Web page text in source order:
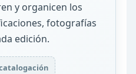
y organicen los
fotografías
edición.